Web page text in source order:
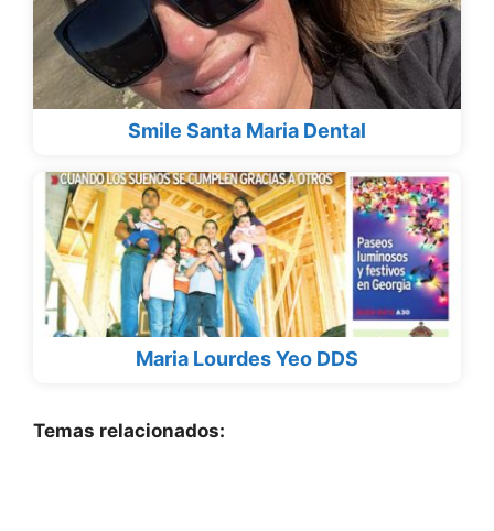
Smile Santa Maria Dental
Maria Lourdes Yeo DDS
Temas relacionados: